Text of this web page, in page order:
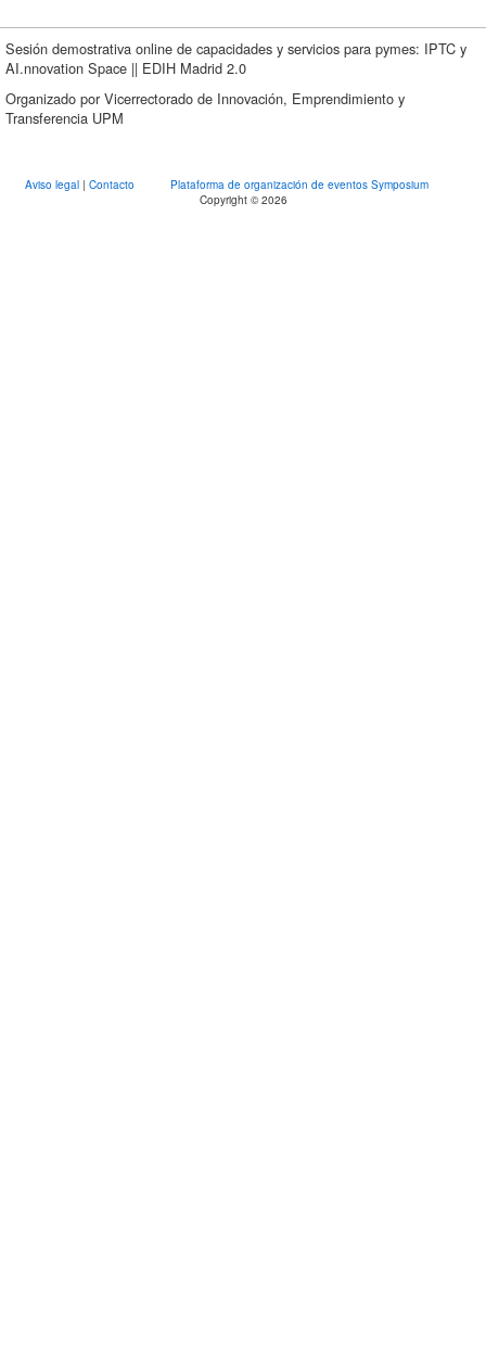
Sesión demostrativa online de capacidades y servicios para pymes: IPTC y
AI.nnovation Space || EDIH Madrid 2.0
Organizado por Vicerrectorado de Innovación, Emprendimiento y
Transferencia UPM
Aviso legal | Contacto
Plataforma de organización de eventos Symposium
Copyright © 2026